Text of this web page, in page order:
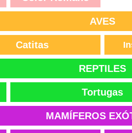
AVES
Catitas
REPTILES
Tortugas
MAMÍFEROS